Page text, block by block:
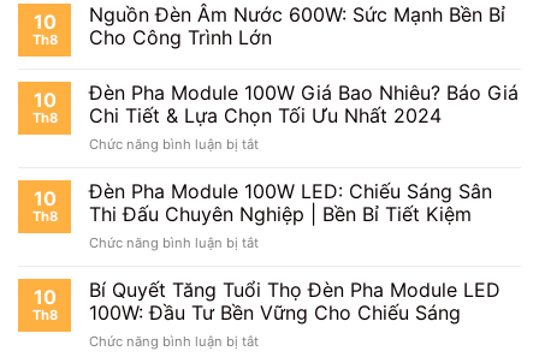
10
Th8
Nguồn Đèn Âm Nước 600W: Sức Mạnh Bền Bỉ
Cho Công Trình Lớn
10
Th8
Đèn Pha Module 100W Giá Bao Nhiêu? Báo Giá
Chi Tiết & Lựa Chọn Tối Ưu Nhất 2024
Chức năng bình luận bị tắtở
Pha
Module
100W
Giá
Nhiêu?
Báo
Chi
10
Th8
Đèn Pha Module 100W LED: Chiếu Sáng Sân
Thi Đấu Chuyên Nghiệp | Bền Bỉ Tiết Kiệm
Chức năng bình luận bị tắtở
Pha
Module
100W
LED:
10
Th8
Bí Quyết Tăng Tuổi Thọ Đèn Pha Module LED
100W: Đầu Tư Bền Vững Cho Chiếu Sáng
Chức năng bình luận bị tắtở